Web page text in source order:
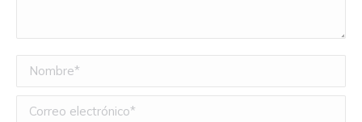
Nombre *
Correo electrónico *